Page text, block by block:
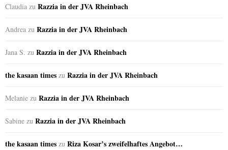
Claudia zu Razzia in der JVA Rheinbach
Andrea zu Razzia in der JVA Rheinbach
Jana S. zu Razzia in der JVA Rheinbach
the kasaan times zu Razzia in der JVA Rheinbach
Melanie zu Razzia in der JVA Rheinbach
Sabine zu Razzia in der JVA Rheinbach
the kasaan times zu Riza Kosar’s zweifelhaftes Angebot…